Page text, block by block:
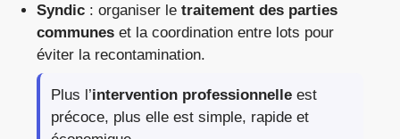
Syndic : organiser le traitement des parties
communes et la coordination entre lots pour
éviter la recontamination.
Plus l’intervention professionnelle est
précoce, plus elle est simple, rapide et